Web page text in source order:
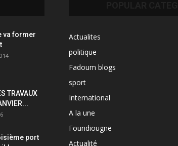
va former
TRAVAUX
port
Actualites
politique
Fadoum blogs
sport
International
A la une
Foundiougne
Actualité